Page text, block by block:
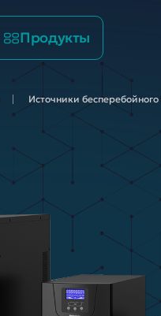
Продукты
Источники бесперебойного